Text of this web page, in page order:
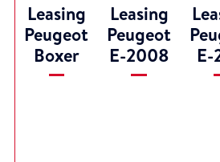
Leasing
Peugeot
Boxer
Leasing
Peugeot
E-2008
E-